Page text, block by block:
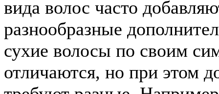
вида волос часто
разнообразные
сухие волосы по своим
отличаются, но при этом